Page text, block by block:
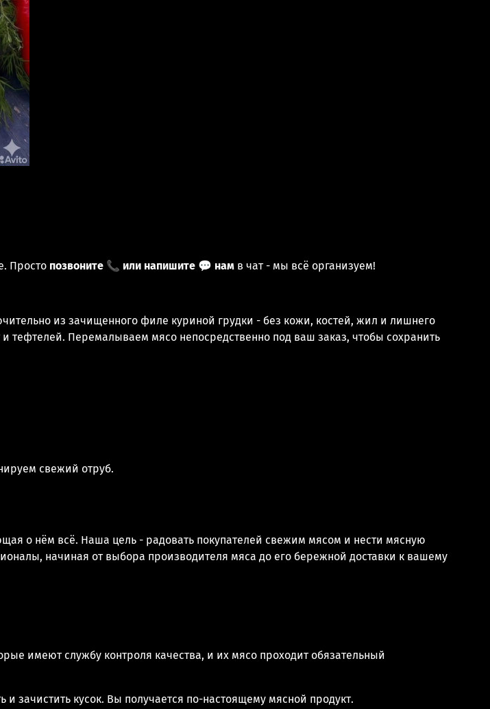
Просто позвоните 📞 или напишите 💬 нам в чат - мы всё организуем!
из зачищенного филе куриной грудки - без кожи, костей, жил и лишнего
тефтелей. Перемалываем мясо непосредственно под ваш заказ, чтобы сохранить
свежий отруб.
о нём всё. Наша цель - радовать покупателей свежим мясом и нести мясную
начиная от выбора производителя мяса до его бережной доставки к вашему
имеют службу контроля качества, и их мясо проходит обязательный
зачистить кусок. Вы получается по-настоящему мясной продукт.